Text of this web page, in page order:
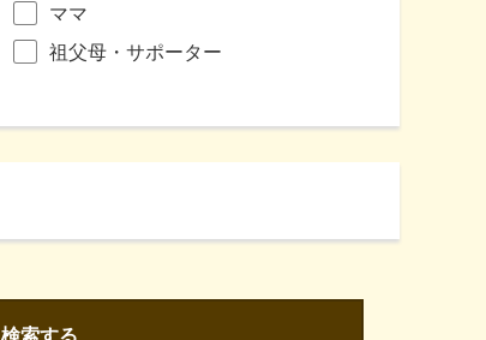
ママ
祖父母・サポーター
検索する